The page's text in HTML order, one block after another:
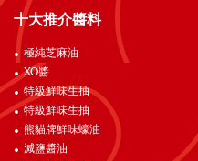
十大推介醬料
極純芝麻油
XO醬
特級鮮味生抽
特級鮮味生抽
熊貓牌鮮味蠔油
減鹽醬油